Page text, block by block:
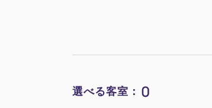
選べる客室： 0